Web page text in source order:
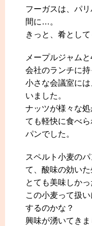
フーガスは、パ
間に…。
きっと、肴とし
メープルジャム
会社のランチに持
小さな会議室に
いました。
ナッツが様々な
ても軽快に食べ
パンでした。
スペルト小麦の
て、酸味の効いた
とても美味しかっ
この小麦って扱
するのかな？
興味が湧いてきま